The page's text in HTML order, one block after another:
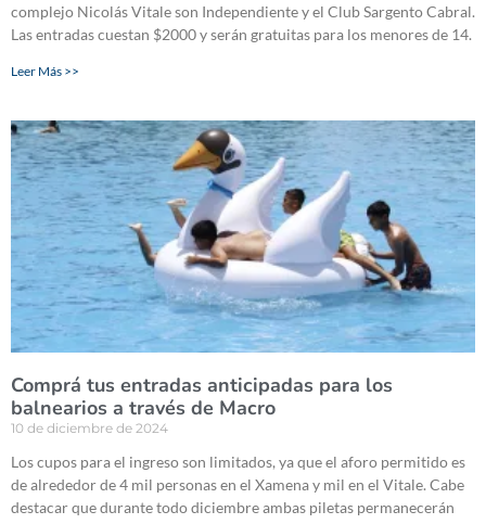
complejo Nicolás Vitale son Independiente y el Club Sargento Cabral.
Las entradas cuestan $2000 y serán gratuitas para los menores de 14.
Leer Más >>
Comprá tus entradas anticipadas para los
balnearios a través de Macro
10 de diciembre de 2024
Los cupos para el ingreso son limitados, ya que el aforo permitido es
de alrededor de 4 mil personas en el Xamena y mil en el Vitale. Cabe
destacar que durante todo diciembre ambas piletas permanecerán